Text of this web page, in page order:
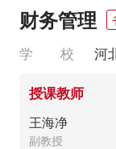
财务管理
学 校 河
授课教师
王海净
副教授